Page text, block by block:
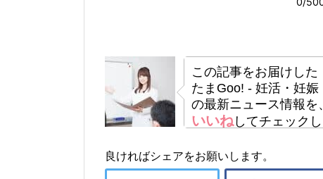
この記事をお届けした
たまGoo! - 妊活・妊
の最新ニュース情報を、
いいねしてチェックし
良ければシェアをお願いします。